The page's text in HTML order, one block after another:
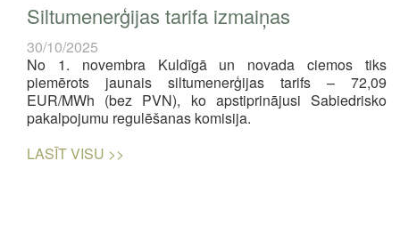
Siltumenerģijas tarifa izmaiņas
30/10/2025
No 1. novembra Kuldīgā un novada ciemos tiks
piemērots jaunais siltumenerģijas tarifs – 72,09
EUR/MWh (bez PVN), ko apstiprinājusi Sabiedrisko
pakalpojumu regulēšanas komisija.
LASĪT VISU >>